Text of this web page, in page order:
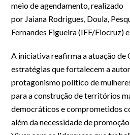
meio de agendamento, realizado
por Jaiana Rodrigues, Doula,
Fernandes Figueira (IFF/Fiocruz)
A iniciativa reafirma a atuação de
estratégias que fortalecem a
protagonismo político de
para a construção de territórios
democráticos e comprometidos
além da necessidade de